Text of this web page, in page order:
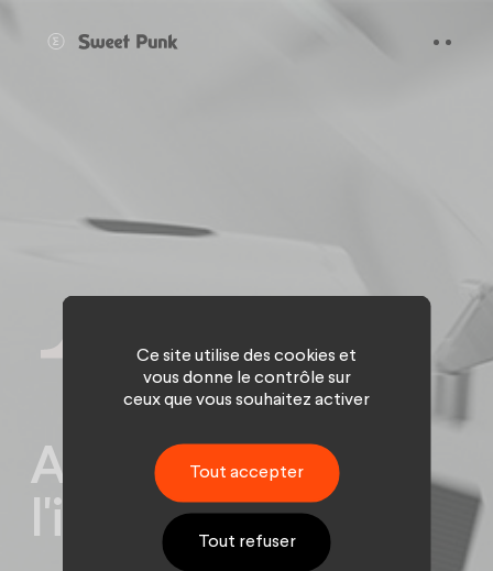
Accompagner
l'innovation
Ce site utilise des cookies et
vous donne le contrôle sur
ceux que vous souhaitez activer
Tout accepter
Tout refuser